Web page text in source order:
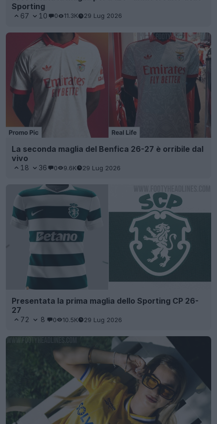
Sporting
67 10 0 11.3K 29 Lug 2026
La seconda maglia del Benfica 26-27 è orribile dal
vivo
18 36 0 9.6K 29 Lug 2026
Presentata la prima maglia dello Sporting CP 26-
27
72 8 0 10.5K 29 Lug 2026